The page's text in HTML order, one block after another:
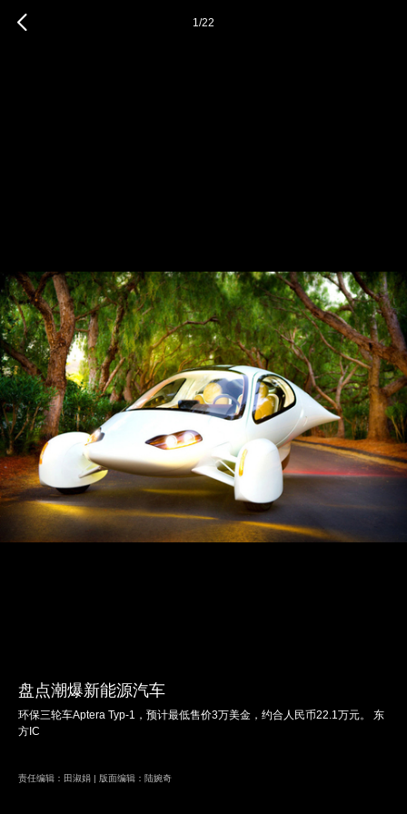
1/22
盘点潮爆新能源汽车
环保三轮车Aptera Typ-1，预计最低售价3万美金，约合人民币22.1万元。 东
方IC
责任编辑：田淑娟 | 版面编辑：陆婉奇